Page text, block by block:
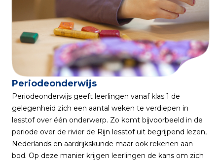
Periodeonderwijs
Periodeonderwijs geeft leerlingen vanaf klas 1 de
gelegenheid zich een aantal weken te verdiepen in
lesstof over één onderwerp. Zo komt bijvoorbeeld in de
periode over de rivier de Rijn lesstof uit begrijpend lezen,
Nederlands en aardrijkskunde maar ook rekenen aan
bod. Op deze manier krijgen leerlingen de kans om zich